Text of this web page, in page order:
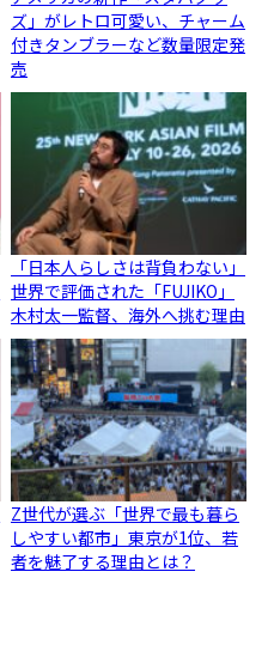
ズ」がレトロ可愛い、チャーム
付きタンブラーなど数量限定発
売
「日本人らしさは背負わない」
世界で評価された「FUJIKO」
木村太一監督、海外へ挑む理由
Z世代が選ぶ「世界で最も暮ら
しやすい都市」東京が1位、若
者を魅了する理由とは？